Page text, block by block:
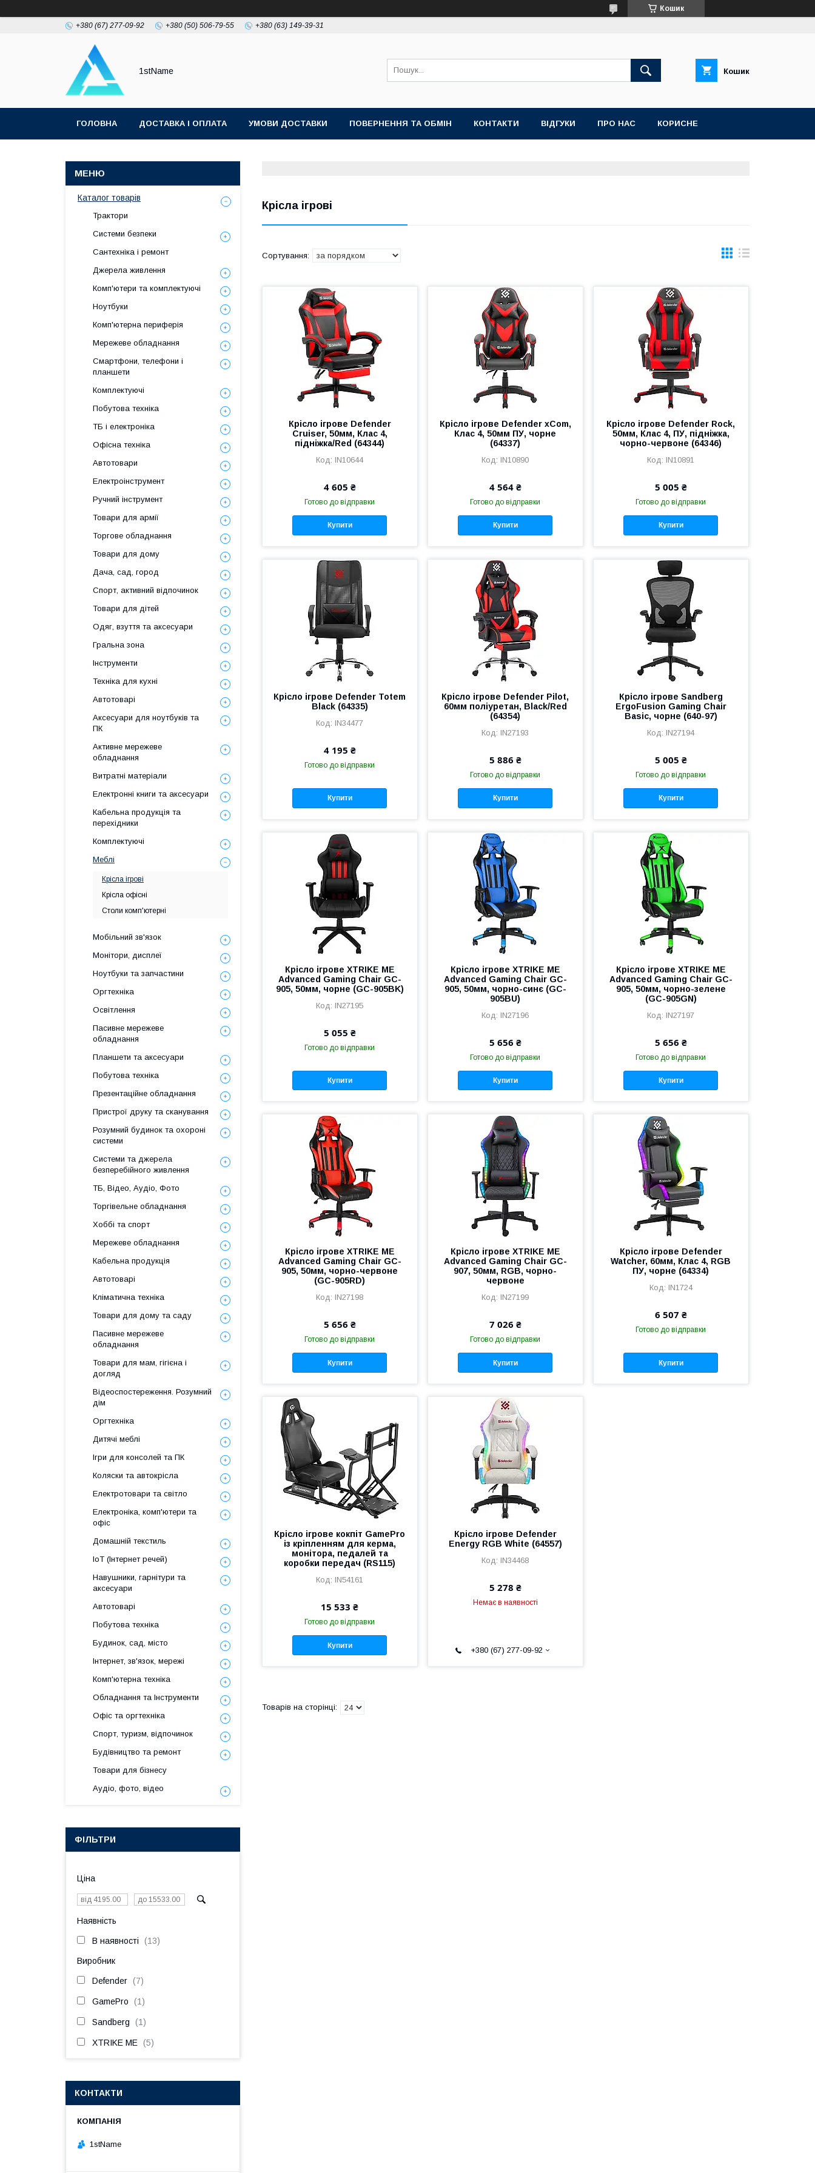
Кошик
+380 (67) 277-09-92 +380 (50) 506-79-55 +380 (63) 149-39-31
1stName Кошик
ГОЛОВНА ДОСТАВКА І ОПЛАТА УМОВИ ДОСТАВКИ ПОВЕРНЕННЯ ТА ОБМІН КОНТАКТИ ВІДГУКИ ПРО НАС КОРИСНЕ
Крісла ігрові
Крісло ігрове Defender
Cruiser, 50мм, Клас 4,
підніжка/Red (64344)
IN10644
4 605 ₴
Готово до відправки
Купити
Крісло ігрове Defender xCom,
Клас 4, 50мм ПУ, чорне
(64337)
IN10890
4 564 ₴
Готово до відправки
Купити
Крісло ігрове Defender Rock,
50мм, Клас 4, ПУ, підніжка,
чорно-червоне (64346)
IN10891
5 005 ₴
Готово до відправки
Купити
Крісло ігрове Defender Totem
Black (64335)
IN34477
4 195 ₴
Готово до відправки
Купити
Крісло ігрове Defender Pilot,
60мм поліуретан, Black/Red
(64354)
IN27193
5 886 ₴
Готово до відправки
Купити
Крісло ігрове Sandberg
ErgoFusion Gaming Chair
Basic, чорне (640-97)
IN27194
5 005 ₴
Готово до відправки
Купити
Крісло ігрове XTRIKE ME
Advanced Gaming Chair GC-
905, 50мм, чорне (GC-905BK)
IN27195
5 055 ₴
Готово до відправки
Купити
Крісло ігрове XTRIKE ME
Advanced Gaming Chair GC-
905, 50мм, чорно-cинє (GC-
905BU)
IN27196
5 656 ₴
Готово до відправки
Купити
Крісло ігрове XTRIKE ME
Advanced Gaming Chair GC-
905, 50мм, чорно-зелене
(GC-905GN)
IN27197
5 656 ₴
Готово до відправки
Купити
Крісло ігрове XTRIKE ME
Advanced Gaming Chair GC-
905, 50мм, чорно-червоне
(GC-905RD)
IN27198
5 656 ₴
Готово до відправки
Купити
Крісло ігрове XTRIKE ME
Advanced Gaming Chair GC-
907, 50мм, RGB, чорно-
червоне
IN27199
7 026 ₴
Готово до відправки
Купити
Крісло ігрове Defender
Watcher, 60мм, Клас 4, RGB
ПУ, чорне (64334)
IN1724
6 507 ₴
Готово до відправки
Купити
Крісло ігрове кокпіт GamePro
із кріпленням для керма,
монітора, педалей та
коробки передач (RS115)
IN54161
15 533 ₴
Готово до відправки
Купити
Крісло ігрове Defender
Energy RGB White (64557)
IN34468
5 278 ₴
Немає в наявності
+380 (67) 277-09-92
Каталог товарів
Трактори
Системи безпеки
Сантехніка і ремонт
Джерела живлення
Комп'ютери та комплектуючі
Ноутбуки
Комп'ютерна периферія
Мережеве обладнання
Смартфони, телефони і
планшети
Комплектуючі
Побутова техніка
ТБ і електроніка
Офісна техніка
Автотовари
Електроінструмент
Ручний інструмент
Товари для армії
Торгове обладнання
Товари для дому
Дача, сад, город
Спорт, активний відпочинок
Товари для дітей
Одяг, взуття та аксесуари
Гральна зона
Інструменти
Техніка для кухні
Автотоварі
Аксесуари для ноутбуків та
ПК
Активне мережеве
обладнання
Витратні матеріали
Електронні книги та аксесуари
Кабельна продукція та
перехідники
Комплектуючі
Меблі
Крісла ігрові
Крісла офісні
Столи комп'ютерні
Мобільний зв'язок
Монітори, дисплеї
Ноутбуки та запчастини
Оргтехніка
Освітлення
Пасивне мережеве
обладнання
Планшети та аксесуари
Побутова техніка
Презентаційне обладнання
Пристрої друку та сканування
Розумний будинок та охороні
системи
Системи та джерела
безперебійного живлення
ТБ, Відео, Аудіо, Фото
Торгівельне обладнання
Хоббі та спорт
Мережеве обладнання
Кабельна продукція
Автотоварі
Кліматична техніка
Товари для дому та саду
Пасивне мережеве
обладнання
Товари для мам, гігієна і
догляд
Відеоспостереження. Розумний
дім
Оргтехніка
Дитячі меблі
Ігри для консолей та ПК
Коляски та автокрісла
Електротовари та світло
Електроніка, комп'ютери та
офіс
Домашній текстиль
IoT (Інтернет речей)
Навушники, гарнітури та
аксесуари
Автотоварі
Побутова техніка
Будинок, сад, місто
Інтернет, зв'язок, мережі
Комп'ютерна техніка
Обладнання та Інструменти
Офіс та оргтехніка
Спорт, туризм, відпочинок
Будівництво та ремонт
Товари для бізнесу
Аудіо, фото, відео
ФІЛЬТРИ
Ціна
Наявність
В наявності 13
Виробник
Defender 7
GamePro 1
Sandberg 1
XTRIKE ME 5
КОНТАКТИ
1stName